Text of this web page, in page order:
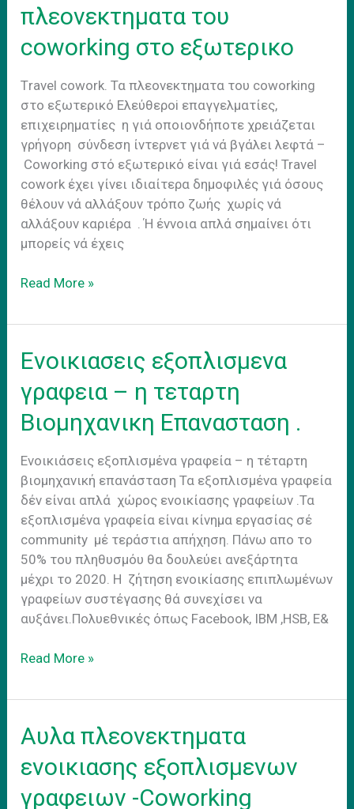
πλεονεκτηματα του
coworking στο εξωτερικο
Τravel cowork. Τα πλεονεκτηματα του coworking
στο εξωτερικό Eλεύθεροi επαγγελματίες,
επιχειρηματίες η γιά οποιονδήποτε χρειάζεται
γρήγορη σύνδεση ίντερνετ γιά νά βγάλει λεφτά –
Coworking στό εξωτερικό είναι γιά εσάς! Travel
cowork έχει γίνει ιδιαίτερα δημοφιλές γιά όσους
θέλουν νά αλλάξουν τρόπο ζωής χωρίς νά
αλλάξουν καριέρα . Ή έννοια απλά σημαίνει ότι
μπορείς νά έχεις
Travel
Τα
του
στο
εξωτερικο
Read More »
Ενοικιασεις εξοπλισμενα
γραφεια – η τεταρτη
Bιομηχανικη Eπανασταση .
Ενοικιάσεις εξοπλισμένα γραφεία – η τέταρτη
βιομηχανική επανάσταση Τα εξοπλισμένα γραφεία
δέν είναι απλά χώρος ενοικίασης γραφείων .Τα
εξοπλισμένα γραφεία είναι κίνημα εργασίας σέ
community μέ τεράστια απήχηση. Πάνω απο το
50% του πληθυσμόυ θα δουλεύει ανεξάρτητα
μέχρι το 2020. H ζήτηση ενοικίασης επιπλωμένων
γραφείων συστέγασης θά συνεχίσει να
αυξάνει.Πολυεθνικές όπως Facebook, IBM ,HSB, E&
Ενοικιασεις
γραφεια
η
Bιομηχανικη
Eπανασταση
Read More »
Αυλα πλεονεκτηματα
ενοικιασης εξοπλισμενων
γραφειων -Coworking